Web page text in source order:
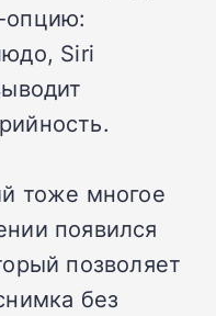
Siri
тоже многое
появился
позволяет
без